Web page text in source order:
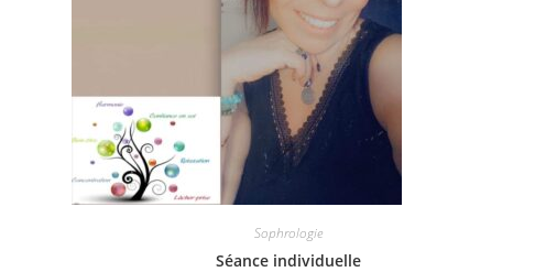
Sophrologie
Séance individuelle